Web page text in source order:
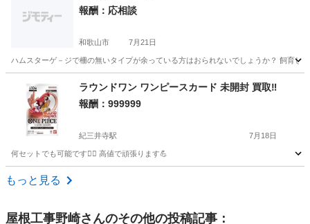
報酬：応相談
和歌山市 7月21日
ハムスターゲ－ジで柵の無いタイプが余っている方はおられないでしょうか？ 飼育し
和歌山市 買いたい/ください
ラウンドワン ワンピースカード 未開封 買取‼️
報酬：999999
紀三井寺駅 7月18日
何セットでも可能です🙆‍♀️ 高値で頑張ります💪
和歌山 和歌山市
もっと見る
屋根工事野崎さんのその他の投稿記事：